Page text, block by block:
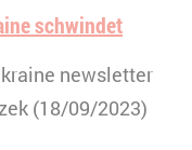
schwindet
newsletter
(18/09/2023)